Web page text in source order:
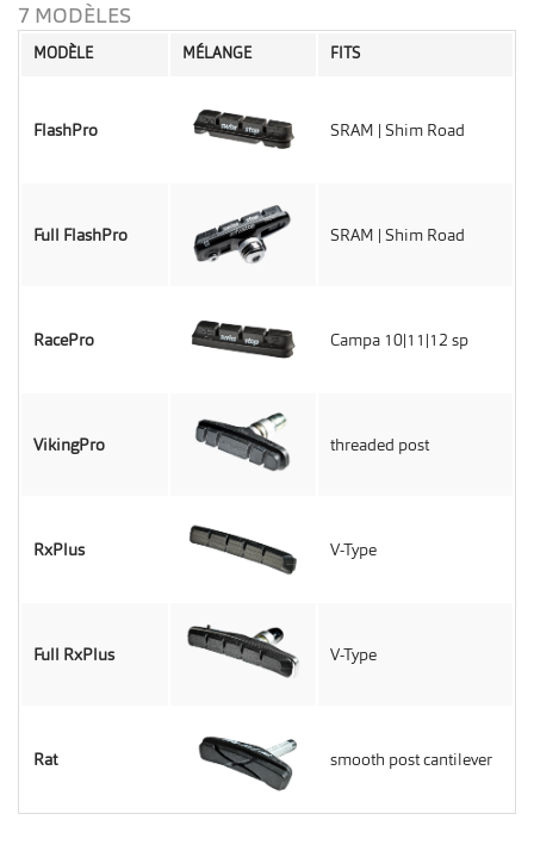
7 MODÈLES
MODÈLE MÉLANGE FITS
FlashPro SRAM | Shim Road
Full FlashPro SRAM | Shim Road
RacePro Campa 10|11|12 sp
VikingPro threaded post
RxPlus V-Type
Full RxPlus V-Type
Rat smooth post cantilever